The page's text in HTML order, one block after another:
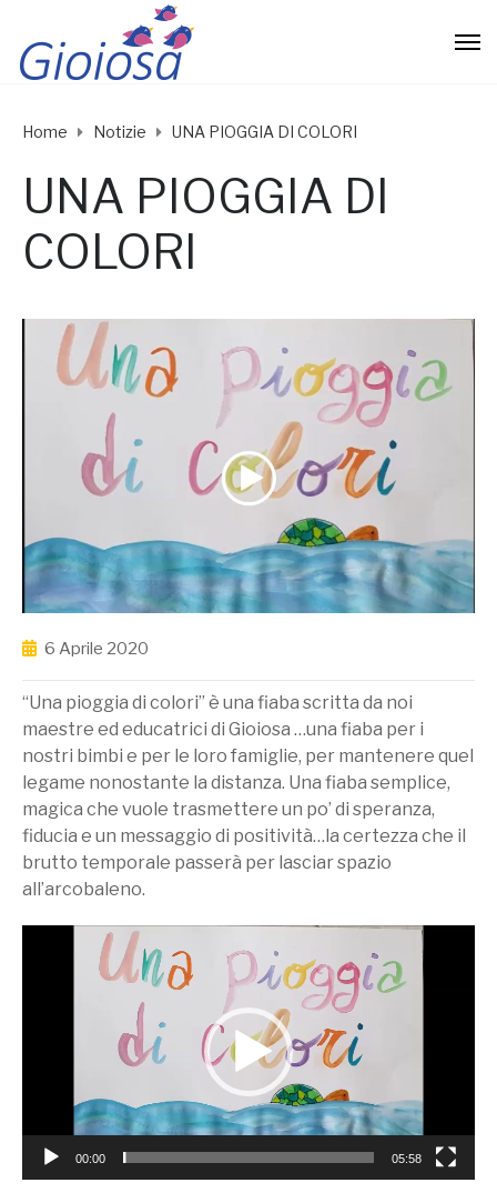
Home Notizie UNA PIOGGIA DI COLORI
UNA PIOGGIA DI
COLORI
6 Aprile 2020
“Una pioggia di colori” è una fiaba scritta da noi
maestre ed educatrici di Gioiosa …una fiaba per i
nostri bimbi e per le loro famiglie, per mantenere quel
legame nonostante la distanza. Una fiaba semplice,
magica che vuole trasmettere un po’ di speranza,
fiducia e un messaggio di positività…la certezza che il
brutto temporale passerà per lasciar spazio
all’arcobaleno.
00:00 05:58